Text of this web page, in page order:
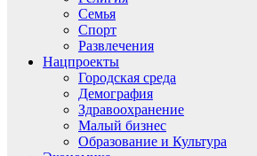
Семья
Спорт
Развлечения
Нацпроекты
Городская среда
Демография
Здравоохранение
Малый бизнес
Образование и Культура